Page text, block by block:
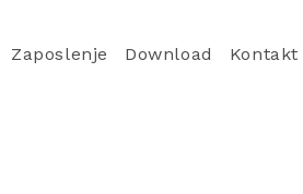
Zaposlenje Download Kontakt